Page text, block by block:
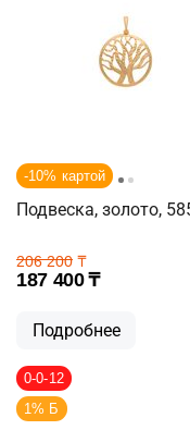
-10% картой
Подвеска, золото,
206 200 ₸
187 400 ₸
Подробнее
0-0-12
1% Б